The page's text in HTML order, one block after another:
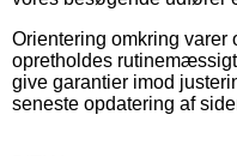
Orientering omkring
opretholdes
give garantier imod
seneste opdatering af